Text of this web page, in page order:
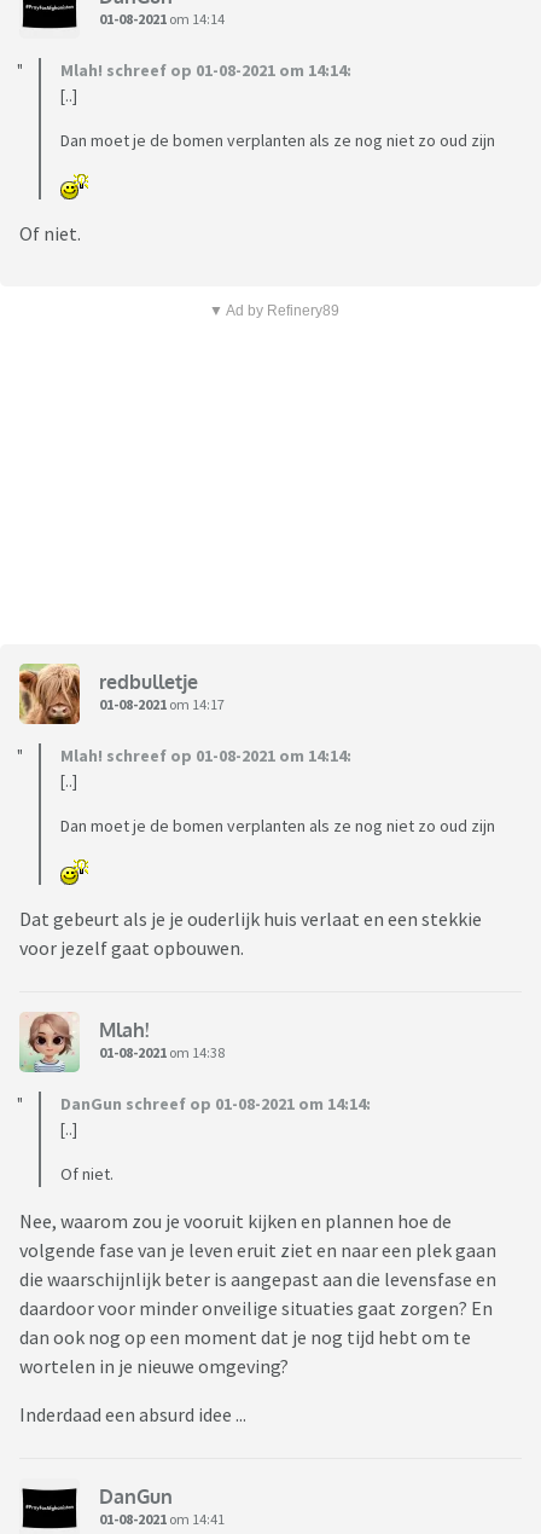
01-08-2021 om 14:14
Mlah! schreef op 01-08-2021 om 14:14:
[..]
Dan moet je de bomen verplanten als ze nog niet zo oud zijn
Of niet.
▼ Ad by Refinery89
redbulletje
01-08-2021 om 14:17
Mlah! schreef op 01-08-2021 om 14:14:
[..]
Dan moet je de bomen verplanten als ze nog niet zo oud zijn
Dat gebeurt als je je ouderlijk huis verlaat en een stekkie
voor jezelf gaat opbouwen.
Mlah!
01-08-2021 om 14:38
DanGun schreef op 01-08-2021 om 14:14:
[..]
Of niet.
Nee, waarom zou je vooruit kijken en plannen hoe de
volgende fase van je leven eruit ziet en naar een plek gaan
die waarschijnlijk beter is aangepast aan die levensfase en
daardoor voor minder onveilige situaties gaat zorgen? En
dan ook nog op een moment dat je nog tijd hebt om te
wortelen in je nieuwe omgeving?
Inderdaad een absurd idee ...
DanGun
01-08-2021 om 14:41